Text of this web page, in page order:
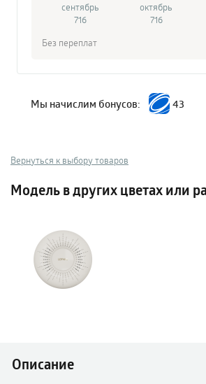
сентябрь
716
октябрь
716
Без переплат
Мы начислим бонусов: 43
Вернуться к выбору товаров
Модель в других цветах или
Описание